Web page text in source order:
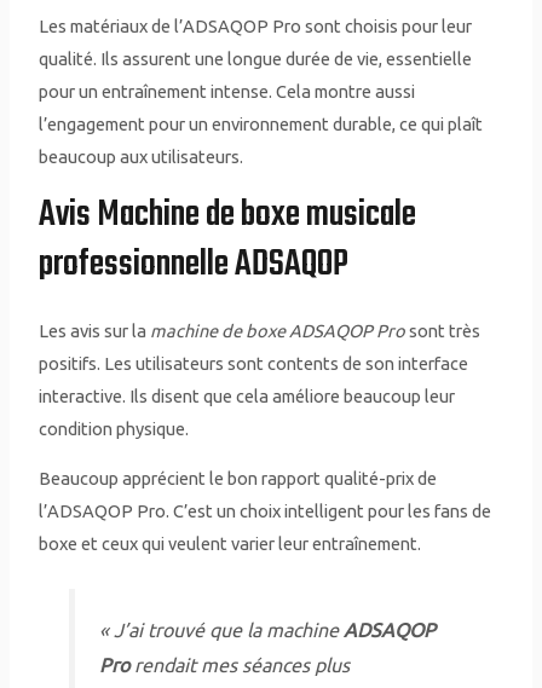
Les matériaux de l’ADSAQOP Pro sont choisis pour leur
qualité. Ils assurent une longue durée de vie, essentielle
pour un entraînement intense. Cela montre aussi
l’engagement pour un environnement durable, ce qui plaît
beaucoup aux utilisateurs.
Avis Machine de boxe musicale
professionnelle ADSAQOP
Les avis sur la machine de boxe ADSAQOP Prosont très
positifs. Les utilisateurs sont contents de son interface
interactive. Ils disent que cela améliore beaucoup leur
condition physique.
Beaucoup apprécient le bon rapport qualité-prix de
l’ADSAQOP Pro. C’est un choix intelligent pour les fans de
boxe et ceux qui veulent varier leur entraînement.
« J’ai trouvé que la machineADSAQOP
Prorendait mes séances plus